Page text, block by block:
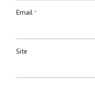
Email*
Site